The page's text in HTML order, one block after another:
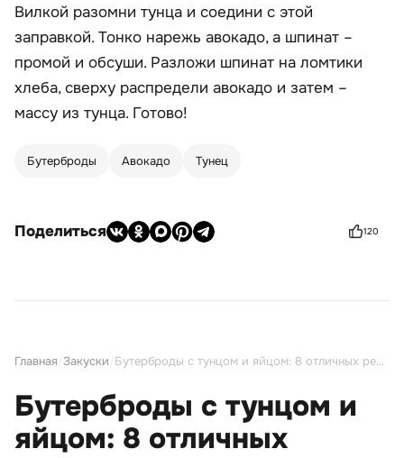
Вилкой разомни тунца и соедини с этой
заправкой. Тонко нарежь авокадо, а шпинат –
промой и обсуши. Разложи шпинат на ломтики
хлеба, сверху распредели авокадо и затем –
массу из тунца. Готово!
Бутерброды Авокадо Тунец
Поделиться 120
Главная Закуски Бутерброды с тунцом и яйцом: 8 отличных рецептов на скорую руку
Бутерброды с тунцом и
яйцом: 8 отличных